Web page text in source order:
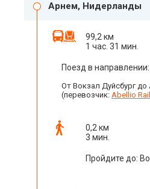
Арнем, Нидерланды
99,2 км
1 час. 31 мин.
Поезд в
От Вокзал Дуйсбург до
(перевозчик: Abellio
0,2 км
3 мин.
Пройдите до: